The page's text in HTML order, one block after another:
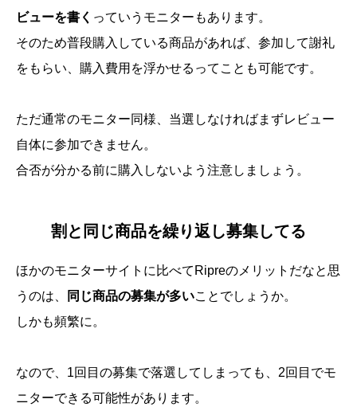
ビューを書く っていうモニターもあります。
そのため普段購入している商品があれば、参加して謝礼
をもらい、購入費用を浮かせるってことも可能です。
ただ通常のモニター同様、当選しなければまずレビュー
自体に参加できません。
合否が分かる前に購入しないよう注意しましょう。
割と同じ商品を繰り返し募集してる
ほかのモニターサイトに比べてRipreのメリットだなと思
うのは、
同じ商品の募集が多いことでしょうか。
しかも頻繁に。
なので、1回目の募集で落選してしまっても、2回目でモ
ニターできる可能性があります。